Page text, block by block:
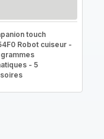
touch
Robot cuiseur -
- 5